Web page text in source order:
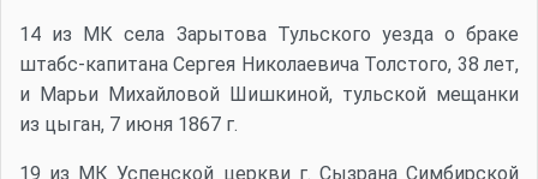
14 из МК села Зарытова Тульского уезда о браке
штабс-капитана Сергея Николаевича Толстого, 38 лет,
и Марьи Михайловой Шишкиной, тульской мещанки
из цыган, 7 июня 1867 г.
19 из МК Успенской церкви г. Сызрана Симбирской